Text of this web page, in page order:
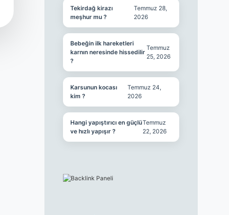
Tekirdağ kirazı
meşhur mu ?
Temmuz 28,
2026
Bebeğin ilk hareketleri
karnın neresinde hissedilir
?
Temmuz
25, 2026
Karsunun kocası
kim ?
Temmuz 24,
2026
Hangi yapıştırıcı en güçlü
ve hızlı yapışır ?
Temmuz
22, 2026